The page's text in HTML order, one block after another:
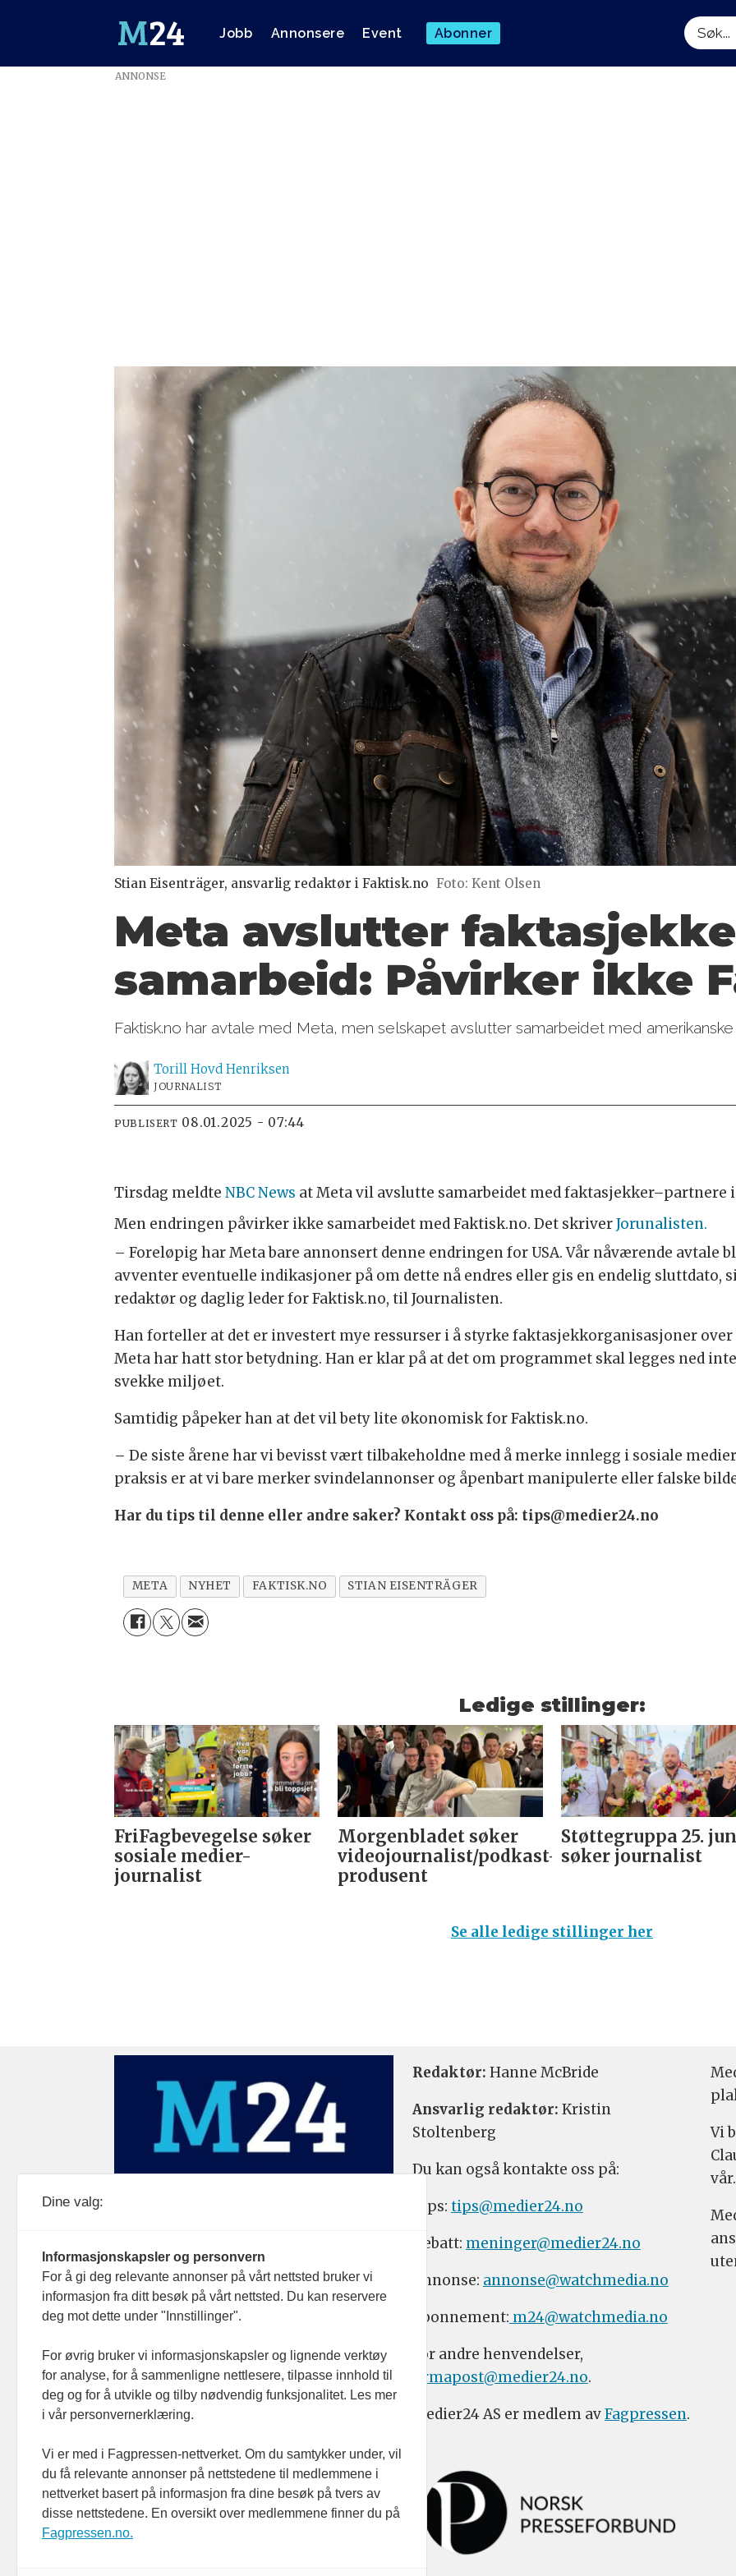
Jobb Annonsere Event Abonner
Søk
ANNONSE
Stian Eisenträger, ansvarlig redaktør i Faktisk.no Foto: Kent Olsen
Meta avslutter
samarbeid: Påvirker ikke
Faktisk.no har avtale med Meta, men selskapet avslutter samarbeidet med
Torill Hovd Henriksen
JOURNALIST
PUBLISERT 08.01.2025 - 07:44
Tirsdag meldteNBC News at Meta vil avslutte samarbeidet med faktasjekker–partnere i
Men endringen påvirker ikke samarbeidet med Faktisk.no. Det skriverJorunalisten.
– Foreløpig har Meta bare annonsert denne endringen for USA. Vår nåværende avtale
avventer eventuelle indikasjoner på om dette nå endres eller gis en endelig sluttdato,
redaktør og daglig leder for Faktisk.no, til Journalisten.
Han forteller at det er investert mye ressurser i å styrke faktasjekkorganisasjoner
Meta har hatt stor betydning. Han er klar på at det om programmet skal legges ned
svekke miljøet.
Samtidig påpeker han at det vil bety lite økonomisk for Faktisk.no.
– De siste årene har vi bevisst vært tilbakeholdne med å merke innlegg i sosiale
praksis er at vi bare merker svindelannonser og åpenbart manipulerte eller falske
Har du tips til denne eller andre saker? Kontakt oss på: tips@medier24.no
META NYHET FAKTISK.NO STIAN EISENTRÄGER
Ledige stillinger:
FriFagbevegelse søker
sosiale medier-
journalist
Morgenbladet søker
videojournalist/podkast-
produsent
Støttegruppa 25.
søker journalist
Se alle ledige stillinger her
Redaktør: Hanne McBride
Ansvarlig redaktør: Kristin
Stoltenberg
Du kan også kontakte oss på:
Tips: tips@medier24.no
Debatt: meninger@medier24.no
Annonse: annonse@watchmedia.no
Abonnement: m24@watchmedia.no
For andre henvendelser,
firmapost@medier24.no.
Medier24 AS er medlem avFagpressen.
Vi
vår.
Dine valg:
Informasjonskapsler og personvern
For å gi deg relevante annonser på vårt nettsted bruker vi
informasjon fra ditt besøk på vårt nettsted. Du kan reservere
deg mot dette under "Innstillinger".
For øvrig bruker vi informasjonskapsler og lignende verktøy
for analyse, for å sammenligne nettlesere, tilpasse innhold til
deg og for å utvikle og tilby nødvendig funksjonalitet. Les mer
i vår personvernerklæring.
Vi er med i Fagpressen-nettverket. Om du samtykker under, vil
du få relevante annonser på nettstedene til medlemmene i
nettverket basert på informasjon fra dine besøk på tvers av
disse nettstedene. En oversikt over medlemmene finner du på
Fagpressen.no.